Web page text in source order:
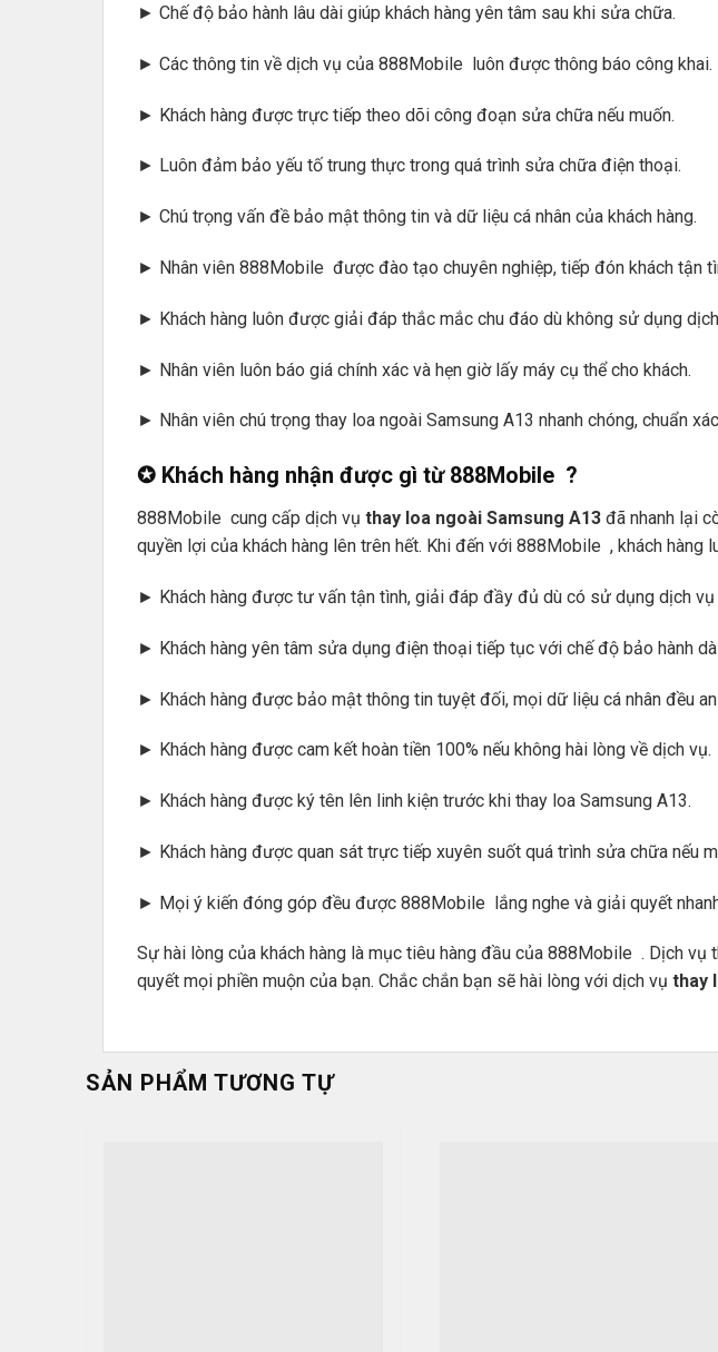
► Chế độ bảo hành lâu dài giúp khách hàng yên tâm sau khi sửa chữa.
► Các thông tin về dịch vụ của 888Mobile luôn được thông báo công khai.
► Khách hàng được trực tiếp theo dõi công đoạn sửa chữa nếu muốn.
► Luôn đảm bảo yếu tố trung thực trong quá trình sửa chữa điện thoại.
► Chú trọng vấn đề bảo mật thông tin và dữ liệu cá nhân của khách hàng.
► Nhân viên 888Mobile được đào tạo chuyên nghiệp, tiếp đón khách tận
► Khách hàng luôn được giải đáp thắc mắc chu đáo dù không sử dụng
► Nhân viên luôn báo giá chính xác và hẹn giờ lấy máy cụ thể cho khách.
► Nhân viên chú trọng thay loa ngoài Samsung A13 nhanh chóng, chuẩn
✪ Khách hàng nhận được gì từ 888Mobile ?
888Mobile cung cấp dịch vụ thay loa ngoài Samsung A13 đã nhanh lại
quyền lợi của khách hàng lên trên hết. Khi đến với 888Mobile , khách hàng
► Khách hàng được tư vấn tận tình, giải đáp đầy đủ dù có sử dụng dịch vụ
► Khách hàng yên tâm sửa dụng điện thoại tiếp tục với chế độ bảo hành
► Khách hàng được bảo mật thông tin tuyệt đối, mọi dữ liệu cá nhân đều an
► Khách hàng được cam kết hoàn tiền 100% nếu không hài lòng về dịch vụ.
► Khách hàng được ký tên lên linh kiện trước khi thay loa Samsung A13.
► Khách hàng được quan sát trực tiếp xuyên suốt quá trình sửa chữa nếu
► Mọi ý kiến đóng góp đều được 888Mobile lắng nghe và giải quyết
Sự hài lòng của khách hàng là mục tiêu hàng đầu của 888Mobile . Dịch
quyết mọi phiền muộn của bạn. Chắc chắn bạn sẽ hài lòng với dịch vụ thay
SẢN PHẨM TƯƠNG TỰ